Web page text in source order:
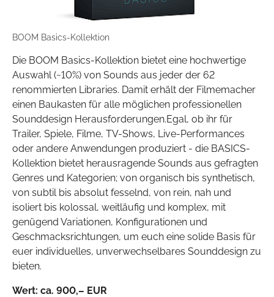
BOOM Basics-Kollektion
Die BOOM Basics-Kollektion bietet eine hochwertige
Auswahl (~10%) von Sounds aus jeder der 62
renommierten Libraries. Damit erhält der Filmemacher
einen Baukasten für alle möglichen professionellen
Sounddesign Herausforderungen.Egal, ob ihr für
Trailer, Spiele, Filme, TV-Shows, Live-Performances
oder andere Anwendungen produziert - die BASICS-
Kollektion bietet herausragende Sounds aus gefragten
Genres und Kategorien; von organisch bis synthetisch,
von subtil bis absolut fesselnd, von rein, nah und
isoliert bis kolossal, weitläufig und komplex, mit
genügend Variationen, Konfigurationen und
Geschmacksrichtungen, um euch eine solide Basis für
euer individuelles, unverwechselbares Sounddesign zu
bieten.
Wert: ca. 900,– EUR